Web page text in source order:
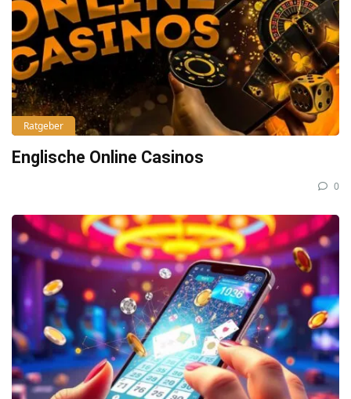
Ratgeber
Englische Online Casinos
0